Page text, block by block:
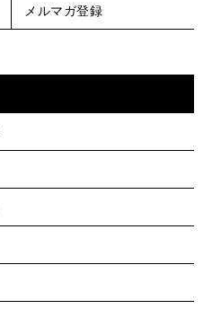
メルマガ登録